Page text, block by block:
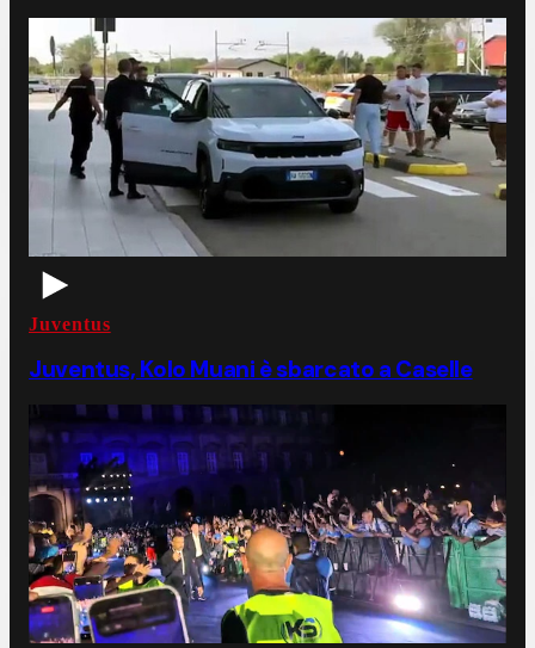
Juventus
Juventus, Kolo Muani è sbarcato a Caselle